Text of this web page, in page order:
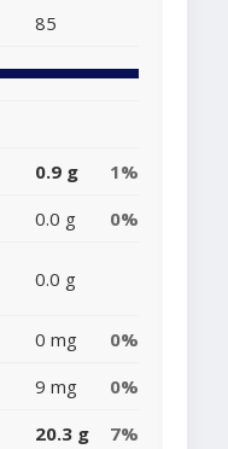
85
0.9 g
1%
0.0 g
0%
0.0 g
0 mg
0%
9 mg
0%
20.3 g 7%